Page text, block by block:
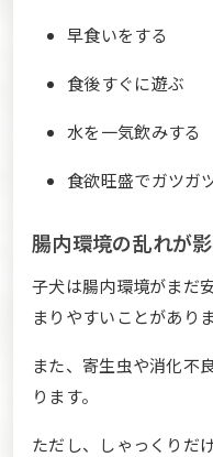
早食いをする
食後すぐに遊ぶ
水を一気飲みする
食欲旺盛でガツガ
腸内環境の乱れが
子犬は腸内環境がまだ
まりやすいことがありま
また、寄生虫や消化不
ります。
ただし、しゃっくりだ